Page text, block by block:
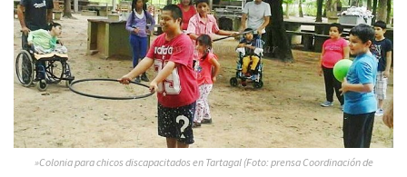
»Colonia para chicos discapacitados en Tartagal (Foto: prensa Coordinación de